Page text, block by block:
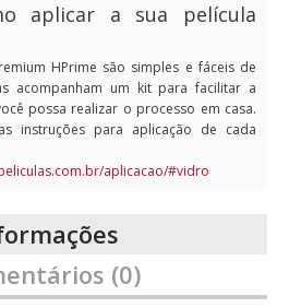
aplicar a sua película
HPrime são simples e fáceis de
acompanham um kit para facilitar a
possa realizar o processo em casa.
instruções para aplicação de cada
aplicacao/#vidro
(0)